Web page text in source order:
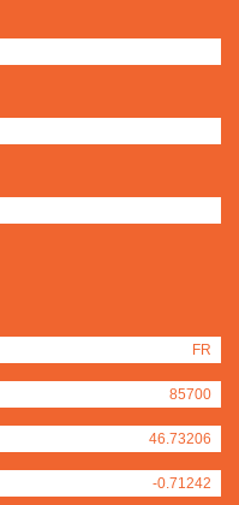
FR
85700
46.73206
-0.71242